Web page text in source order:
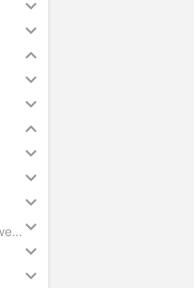
voorzetsel of scheidbaar werkwoord